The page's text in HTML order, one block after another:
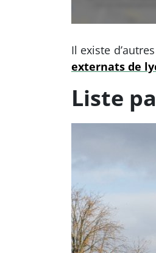
Il existe
externats de
Liste